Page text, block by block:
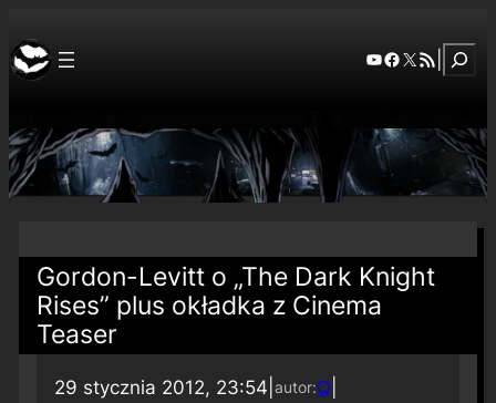
YouTube
Facebook
X RSS Feed
Gordon-Levitt o „The Dark Knight
Rises” plus okładka z Cinema
Teaser
29 stycznia 2012, 23:54 autor:Q